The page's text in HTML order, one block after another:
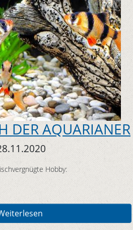
DER AQUARIANER
Hobby: